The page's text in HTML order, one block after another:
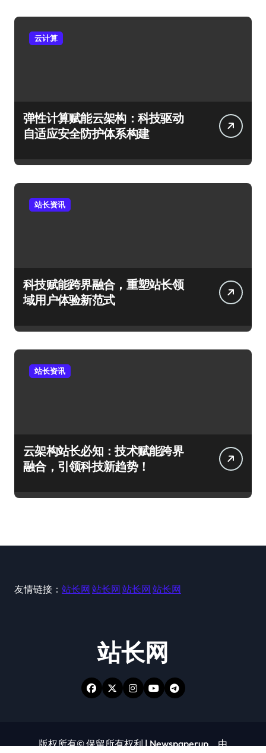
云计算
弹性计算赋能云架构：科技驱动
自适应安全防护体系构建
站长资讯
科技赋能跨界融合，重塑站长领
域用户体验新范式
站长资讯
云架构站长必知：技术赋能跨界
融合，引领科技新趋势！
友情链接： 站长网 站长网 站长网 站长网
站长网
版权所有© 保留所有权利|Newspaperup，由